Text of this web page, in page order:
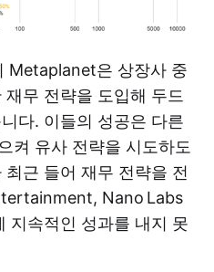
Metaplanet은 상장사 중
무 전략을 도입해 두드
다. 이들의 성공은 다른
켜 유사 전략을 시도하도
근 들어 재무 전략을 전
Nano Labs
지속적인 성과를 내지 못